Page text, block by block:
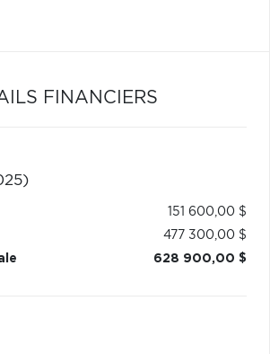
FINANCIERS
151 600,00 $
477 300,00 $
628 900,00 $